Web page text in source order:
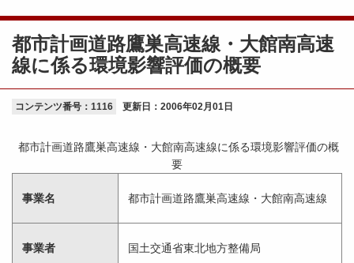
都市計画道路鷹巣高速線・大館南高速
線に係る環境影響評価の概要
コンテンツ番号：1116 更新日： 2006年02月01日
都市計画道路鷹巣高速線・大館南高速線に係る環境影響評価の概
要
事業名 都市計画道路鷹巣高速線・大館南高速線
事業者 国土交通省東北地方整備局